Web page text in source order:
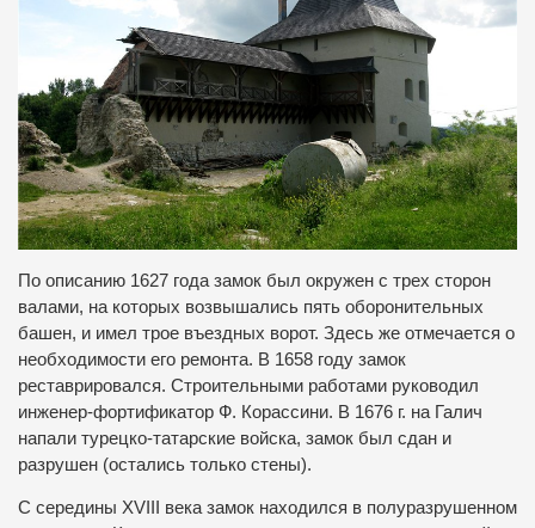
По описанию 1627 года замок был окружен с трех сторон
валами, на которых возвышались пять оборонительных
башен, и имел трое въездных ворот. Здесь же отмечается о
необходимости его ремонта. В 1658 году замок
реставрировался. Строительными работами руководил
инженер-фортификатор Ф. Корассини. В 1676 г. на Галич
напали турецко-татарские войска, замок был сдан и
разрушен (остались только стены).
С середины XVIII века замок находился в полуразрушенном